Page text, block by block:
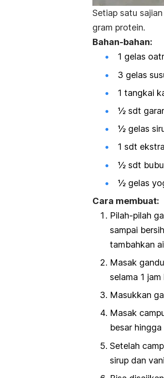
Setiap satu
gram protein.
Bahan-bahan:
1 gelas
3 gelas
1 tangkai
½ sdt
½ gelas
1 sdt
½ sdt
½ gelas
Cara membuat:
Pilah-pilah
sampai
tambahkan
Masak
selama 1
Masukkan
Masak
besar
Setelah
sirup dan